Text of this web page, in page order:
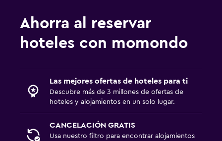
Ahorra al reservar
hoteles con momondo
Las mejores ofertas de hoteles para ti
Descubre más de 3 millones de ofertas de
hoteles y alojamientos en un solo lugar.
CANCELACIÓN GRATIS
Usa nuestro filtro para encontrar alojamientos